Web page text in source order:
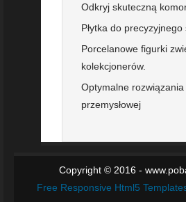
Odkryj skuteczną
Płytka do precyzyjnego
Porcelanowe figurki
kolekcjonerów.
Optymalne
przemysłowej
Copyright © 2016 -
Free Responsive Html5